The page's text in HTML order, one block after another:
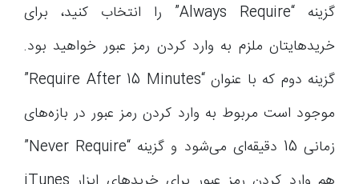
گزینه “Always Require” را انتخاب کنید، برای
خریدهایتان ملزم به وارد کردن رمز عبور خواهید بود.
گزینه دوم که با عنوان “Require After 15 Minutes”
موجود است مربوط به وارد کردن رمز عبور در بازه‌های
زمانی 15 دقیقه‌ای می‌شود و گزینه “Never Require”